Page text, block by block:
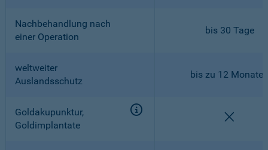
Nachbehandlung nach
einer Operation
bis 30 Tage
weltweiter
Auslandsschutz
bis zu 12 Monaten
Goldakupunktur,
Goldimplantate